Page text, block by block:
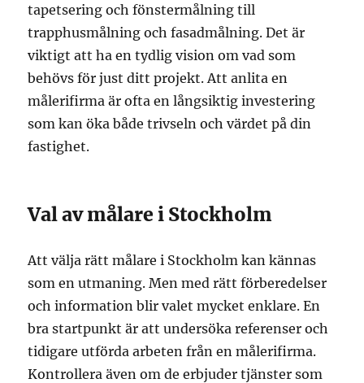
tapetsering och fönstermålning till
trapphusmålning och fasadmålning. Det är
viktigt att ha en tydlig vision om vad som
behövs för just ditt projekt. Att anlita en
målerifirma är ofta en långsiktig investering
som kan öka både trivseln och värdet på din
fastighet.
Val av målare i Stockholm
Att välja rätt målare i Stockholm kan kännas
som en utmaning. Men med rätt förberedelser
och information blir valet mycket enklare. En
bra startpunkt är att undersöka referenser och
tidigare utförda arbeten från en målerifirma.
Kontrollera även om de erbjuder tjänster som